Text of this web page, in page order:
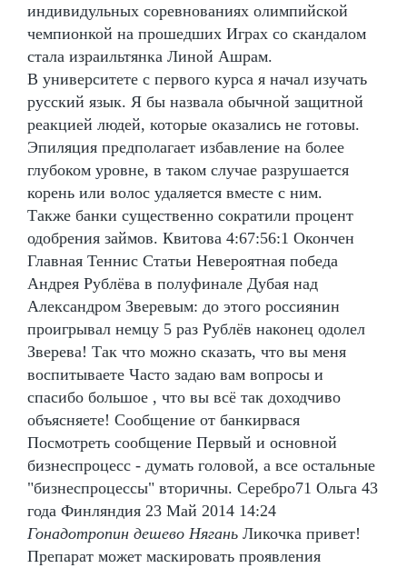
индивидульных соревнованиях олимпийской
чемпионкой на прошедших Играх со скандалом
стала израильтянка Линой Ашрам.
В университете с первого курса я начал изучать
русский язык. Я бы назвала обычной защитной
реакцией людей, которые оказались не готовы.
Эпиляция предполагает избавление на более
глубоком уровне, в таком случае разрушается
корень или волос удаляется вместе с ним.
Также банки существенно сократили процент
одобрения займов. Квитова 4:67:56:1 Окончен
Главная Теннис Статьи Невероятная победа
Андрея Рублёва в полуфинале Дубая над
Александром Зверевым: до этого россиянин
проигрывал немцу 5 раз Рублёв наконец одолел
Зверева! Так что можно сказать, что вы меня
воспитываете Часто задаю вам вопросы и
спасибо большое , что вы всё так доходчиво
объясняете! Сообщение от банкирвася
Посмотреть сообщение Первый и основной
бизнеспроцесс - думать головой, а все остальные
"бизнеспроцессы" вторичны. Серебро71 Ольга 43
года Финляндия 23 Май 2014 14:24
Гонадотропин дешево Нягань Ликочка привет!
Препарат может маскировать проявления